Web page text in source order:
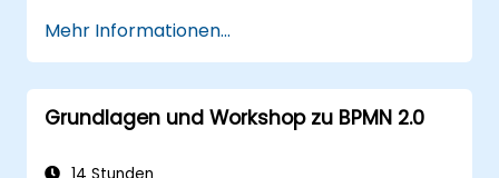
Mehr Informationen...
Grundlagen und Workshop zu BPMN 2.0
14 Stunden